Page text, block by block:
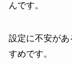
んです。
設定に不安が
すめです。